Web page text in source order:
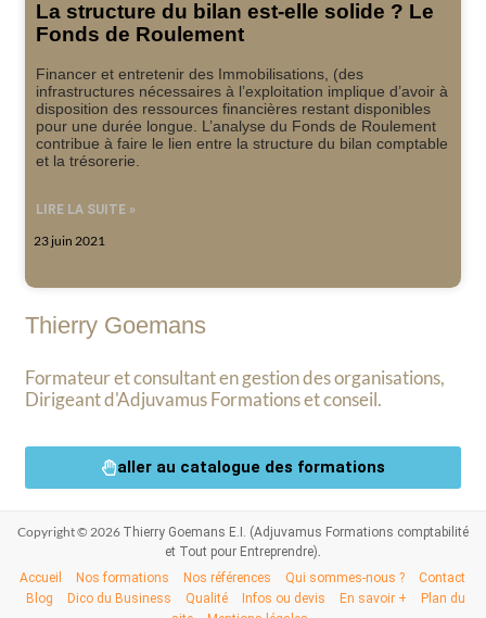
La structure du bilan est-elle solide ? Le
Fonds de Roulement
Financer et entretenir des Immobilisations, (des
infrastructures nécessaires à l’exploitation implique d’avoir à
disposition des ressources financières restant disponibles
pour une durée longue. L’analyse du Fonds de Roulement
contribue à faire le lien entre la structure du bilan comptable
et la trésorerie.
LIRE LA SUITE »
23 juin 2021
Thierry Goemans
Formateur et consultant en gestion des organisations,
Dirigeant d'Adjuvamus Formations et conseil.
aller au catalogue des formations
Copyright © 2026 Thierry Goemans E.I. (Adjuvamus Formations comptabilité
et Tout pour Entreprendre).
Accueil Nos formations Nos références Qui sommes-nous ?
Contact
Blog
Dico du Business Qualité Infos ou devis En savoir +
Plan du